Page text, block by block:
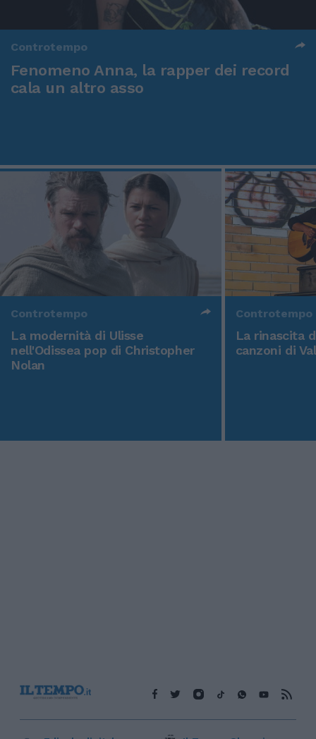
Controtempo
Fenomeno Anna, la rapper dei record
cala un altro asso
Controtempo
La modernità di Ulisse
nell'Odissea pop di Christopher
Nolan
Controtempo
La rinascita
canzoni di